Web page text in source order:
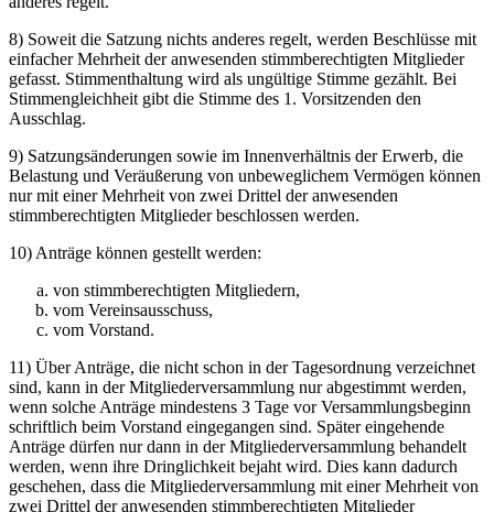
8) Soweit die Satzung nichts anderes regelt, werden Beschlüsse mit
einfacher Mehrheit der anwesenden stimmberechtigten Mitglieder
gefasst. Stimmenthaltung wird als ungültige Stimme gezählt. Bei
Stimmengleichheit gibt die Stimme des 1. Vorsitzenden den
Ausschlag.
9) Satzungsänderungen sowie im Innenverhältnis der Erwerb, die
Belastung und Veräußerung von unbeweglichem Vermögen können
nur mit einer Mehrheit von zwei Drittel der anwesenden
stimmberechtigten Mitglieder beschlossen werden.
10) Anträge können gestellt werden:
von stimmberechtigten Mitgliedern,
vom Vereinsausschuss,
vom Vorstand.
11) Über Anträge, die nicht schon in der Tagesordnung verzeichnet
sind, kann in der Mitgliederversammlung nur abgestimmt werden,
wenn solche Anträge mindestens 3 Tage vor Versammlungsbeginn
schriftlich beim Vorstand eingegangen sind. Später eingehende
Anträge dürfen nur dann in der Mitgliederversammlung behandelt
werden, wenn ihre Dringlichkeit bejaht wird. Dies kann dadurch
geschehen, dass die Mitgliederversammlung mit einer Mehrheit von
zwei Drittel der anwesenden stimmberechtigten Mitglieder